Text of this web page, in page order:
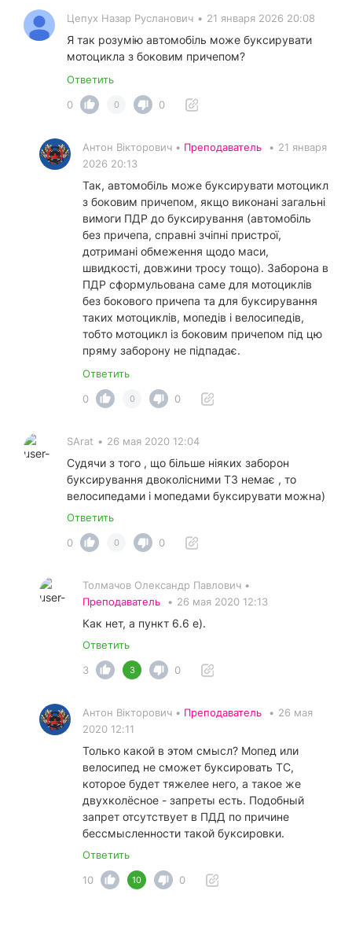
Цепух Назар Русланович • 21 января 2026 20:08
Я так розумію автомобіль може буксирувати
мотоцикла з боковим причепом?
Ответить
0
0 0
Антон Вікторович • Преподаватель • 21 января
2026 20:13
Так, автомобіль може буксирувати мотоцикл
з боковим причепом, якщо виконані загальні
вимоги ПДР до буксирування (автомобіль
без причепа, справні зчіпні пристрої,
дотримані обмеження щодо маси,
швидкості, довжини тросу тощо). Заборона в
ПДР сформульована саме для мотоциклів
без бокового причепа та для буксирування
таких мотоциклів, мопедів і велосипедів,
тобто мотоцикл із боковим причепом під цю
пряму заборону не підпадає.
Ответить
0
0 0
SArat • 26 мая 2020 12:04
Судячи з того , що більше ніяких заборон
буксирування двоколісними ТЗ немає , то
велосипедами і мопедами буксирувати можна)
Ответить
0
0 0
Толмачов Олександр Павлович •
Преподаватель
• 26 мая 2020 12:13
Как нет, а пункт 6.6 е).
Ответить
3
3 0
Антон Вікторович • Преподаватель • 26 мая
2020 12:11
Только какой в этом смысл? Мопед или
велосипед не сможет буксировать ТС,
которое будет тяжелее него, а такое же
двухколёсное - запреты есть. Подобный
запрет отсутствует в ПДД по причине
бессмысленности такой буксировки.
Ответить
10
10 0